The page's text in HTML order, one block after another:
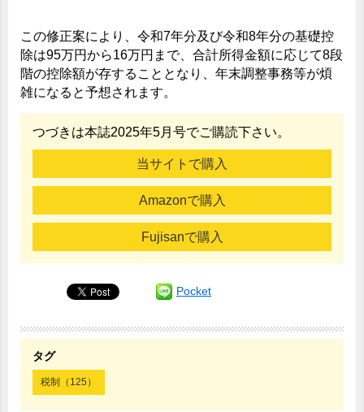
この修正案により、令和7年分及び令和8年分の基礎控
除は95万円から16万円まで、合計所得金額に応じて8段
階の控除額が存することとなり、年末調整事務等が煩
雑になると予想されます。
つづきは本誌2025年5月号でご購読下さい。
当サイトで購入
Amazonで購入
Fujisanで購入
Pocket
タグ
税制（125）